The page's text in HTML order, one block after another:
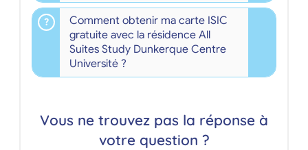
Comment obtenir ma carte ISIC
gratuite avec la résidence All
Suites Study Dunkerque Centre
Université ?
Vous ne trouvez pas la réponse à
votre question ?